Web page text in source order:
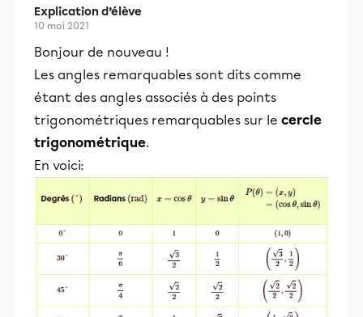
Explication d’élève
10 mai 2021
Bonjour de nouveau !
Les angles remarquables sont dits comme
étant des angles associés à des points
trigonométriques remarquables sur le cercle
trigonométrique.
En voici: